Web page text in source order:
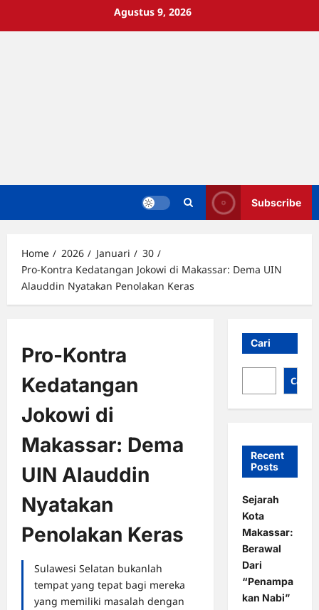
Agustus 9, 2026
Subscribe
Home 2026 Januari
30
Pro-Kontra Kedatangan Jokowi di Makassar: Dema UIN
Alauddin Nyatakan Penolakan Keras
Pro-Kontra
Kedatangan
Jokowi di
Makassar: Dema
UIN Alauddin
Nyatakan
Penolakan Keras
Sulawesi Selatan bukanlah
tempat yang tepat bagi mereka
yang memiliki masalah dengan
Cari
Cari
Recent
Posts
Sejarah
Kota
Makassar:
Berawal
Dari
“Penampa
kan Nabi”